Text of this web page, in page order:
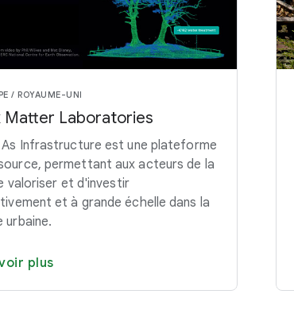
/ ROYAUME-UNI
Matter Laboratories
As Infrastructure est une plateforme
permettant aux acteurs de la
valoriser et d'investir
et à grande échelle dans la
urbaine.
plus